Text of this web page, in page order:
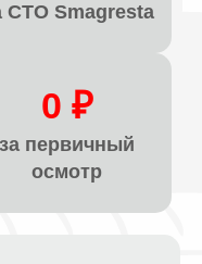
СТО Smagresta
0 ₽
за первичный
осмотр